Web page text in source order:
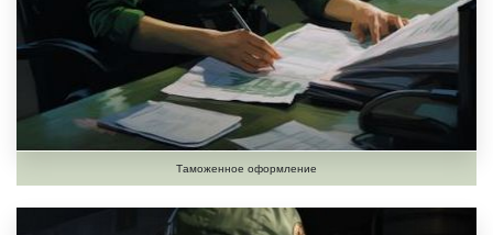
Таможенное оформление